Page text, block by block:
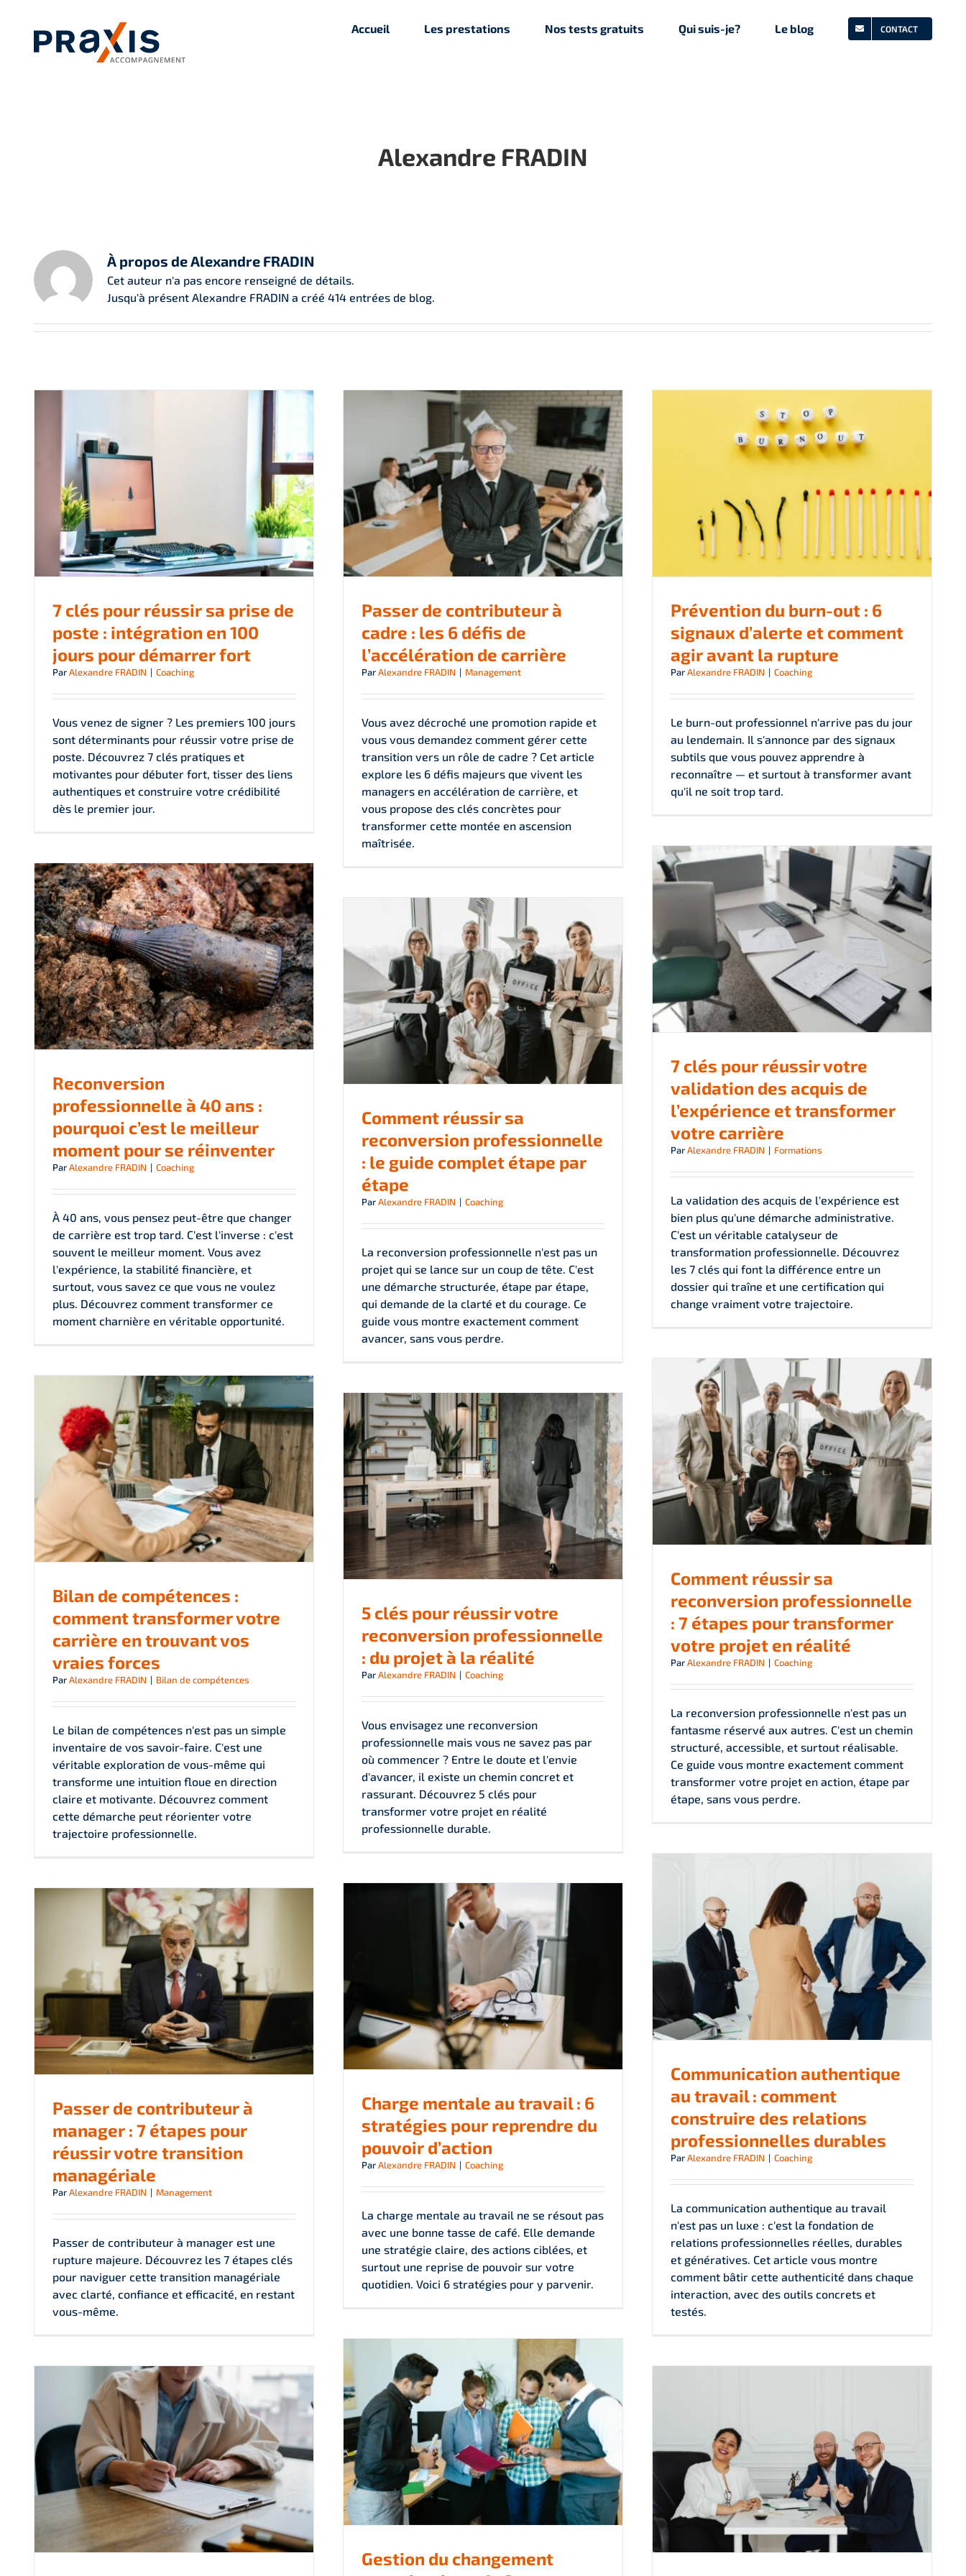
contenu
Accueil Les prestations Nos tests gratuits Qui suis-je? Le blog CONTACT
Alexandre FRADIN
À propos de Alexandre FRADIN
Cet auteur n'a pas encore renseigné de détails.
Jusqu'à présent Alexandre FRADIN a créé 414 entrées de blog.
7 clés pour réussir sa prise de
poste : intégration en 100
jours pour démarrer fort
ParAlexandre FRADIN | Coaching
Vous venez de signer ? Les premiers 100 jours
sont déterminants pour réussir votre prise de
poste. Découvrez 7 clés pratiques et
motivantes pour débuter fort, tisser des liens
authentiques et construire votre crédibilité
dès le premier jour.
Passer de contributeur à
cadre : les 6 défis de
l’accélération de carrière
ParAlexandre FRADIN | Management
Vous avez décroché une promotion rapide et
vous vous demandez comment gérer cette
transition vers un rôle de cadre ? Cet article
explore les 6 défis majeurs que vivent les
managers en accélération de carrière, et
vous propose des clés concrètes pour
transformer cette montée en ascension
maîtrisée.
Prévention du burn-out : 6
signaux d’alerte et comment
agir avant la rupture
ParAlexandre FRADIN | Coaching
Le burn-out professionnel n'arrive pas du jour
au lendemain. Il s'annonce par des signaux
subtils que vous pouvez apprendre à
reconnaître — et surtout à transformer avant
qu'il ne soit trop tard.
7 clés pour réussir votre
validation des acquis de
l’expérience et transformer
votre carrière
ParAlexandre FRADIN | Formations
La validation des acquis de l'expérience est
bien plus qu'une démarche administrative.
C'est un véritable catalyseur de
transformation professionnelle. Découvrez
les 7 clés qui font la différence entre un
dossier qui traîne et une certification qui
change vraiment votre trajectoire.
Reconversion
professionnelle à 40 ans :
pourquoi c’est le meilleur
moment pour se réinventer
ParAlexandre FRADIN | Coaching
À 40 ans, vous pensez peut-être que changer
de carrière est trop tard. C'est l'inverse : c'est
souvent le meilleur moment. Vous avez
l'expérience, la stabilité financière, et
surtout, vous savez ce que vous ne voulez
plus. Découvrez comment transformer ce
moment charnière en véritable opportunité.
Comment réussir sa
reconversion professionnelle
: le guide complet étape par
étape
ParAlexandre FRADIN | Coaching
La reconversion professionnelle n'est pas un
projet qui se lance sur un coup de tête. C'est
une démarche structurée, étape par étape,
qui demande de la clarté et du courage. Ce
guide vous montre exactement comment
avancer, sans vous perdre.
Comment réussir sa
reconversion professionnelle
: 7 étapes pour transformer
votre projet en réalité
ParAlexandre FRADIN | Coaching
La reconversion professionnelle n'est pas un
fantasme réservé aux autres. C'est un chemin
structuré, accessible, et surtout réalisable.
Ce guide vous montre exactement comment
transformer votre projet en action, étape par
étape, sans vous perdre.
Bilan de compétences :
comment transformer votre
carrière en trouvant vos
vraies forces
ParAlexandre FRADIN | Bilan de compétences
Le bilan de compétences n'est pas un simple
inventaire de vos savoir-faire. C'est une
véritable exploration de vous-même qui
transforme une intuition floue en direction
claire et motivante. Découvrez comment
cette démarche peut réorienter votre
trajectoire professionnelle.
5 clés pour réussir votre
reconversion professionnelle
: du projet à la réalité
ParAlexandre FRADIN | Coaching
Vous envisagez une reconversion
professionnelle mais vous ne savez pas par
où commencer ? Entre le doute et l'envie
d'avancer, il existe un chemin concret et
rassurant. Découvrez 5 clés pour
transformer votre projet en réalité
professionnelle durable.
Communication authentique
au travail : comment
construire des relations
professionnelles durables
ParAlexandre FRADIN | Coaching
La communication authentique au travail
n'est pas un luxe : c'est la fondation de
relations professionnelles réelles, durables
et génératives. Cet article vous montre
comment bâtir cette authenticité dans chaque
interaction, avec des outils concrets et
testés.
Charge mentale au travail : 6
stratégies pour reprendre du
pouvoir d’action
ParAlexandre FRADIN | Coaching
La charge mentale au travail ne se résout pas
avec une bonne tasse de café. Elle demande
une stratégie claire, des actions ciblées, et
surtout une reprise de pouvoir sur votre
quotidien. Voici 6 stratégies pour y parvenir.
Passer de contributeur à
manager : 7 étapes pour
réussir votre transition
managériale
ParAlexandre FRADIN | Management
Passer de contributeur à manager est une
rupture majeure. Découvrez les 7 étapes clés
pour naviguer cette transition managériale
avec clarté, confiance et efficacité, en restant
vous-même.
Gestion du changement